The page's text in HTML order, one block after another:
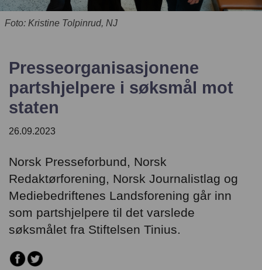
Foto: Kristine Tolpinrud, NJ
Presseorganisasjonene
partshjelpere i søksmål mot
staten
26.09.2023
Norsk Presseforbund, Norsk
Redaktørforening, Norsk Journalistlag og
Mediebedriftenes Landsforening går inn
som partshjelpere til det varslede
søksmålet fra Stiftelsen Tinius.